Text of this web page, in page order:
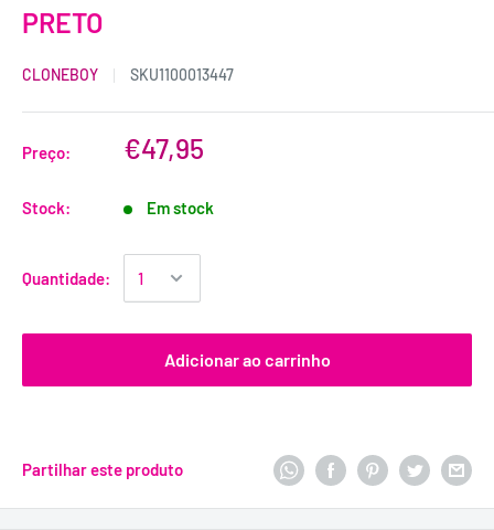
PRETO
CLONEBOY SKU1100013447
Preço: €47,95
Stock: Em stock
Quantidade:
Adicionar ao carrinho
Partilhar este produto